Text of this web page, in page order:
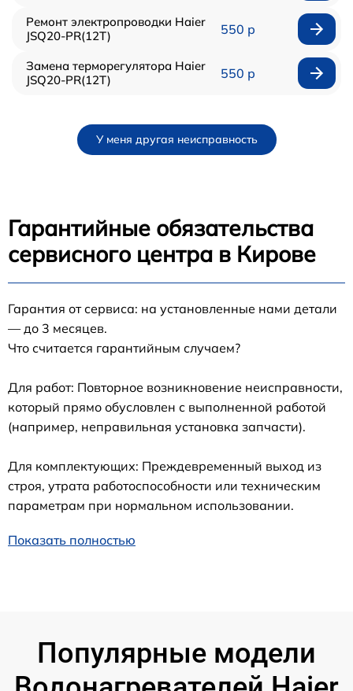
Ремонт электропроводки Haier
JSQ20-PR(12T)
550 р
Замена терморегулятора Haier
JSQ20-PR(12T)
550 р
У меня другая неисправность
Гарантийные обязательства
сервисного центра в Кирове
Гарантия от сервиса: на установленные нами детали
— до 3 месяцев.
Что считается гарантийным случаем?
Для работ: Повторное возникновение неисправности,
который прямо обусловлен с выполненной работой
(например, неправильная установка запчасти).
Для комплектующих: Преждевременный выход из
строя, утрата работоспособности или техническим
параметрам при нормальном использовании.
Показать полностью
Популярные модели